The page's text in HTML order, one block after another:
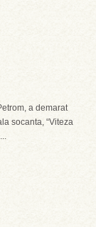
a demarat
socanta, “Viteza